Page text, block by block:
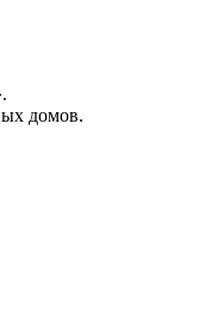
домов.